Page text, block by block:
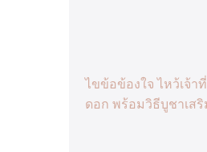
ไขข้อข้องใจ ไหว้เจ้า
ดอก พร้อมวิธีบูชาเส